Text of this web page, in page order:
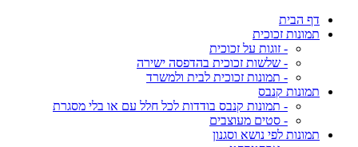
דף הבית
תמונות זכוכית
- זוגות על זכוכית
- שלשות זכוכית בהדפסה ישירה
- תמונות זכוכית לבית ולמשרד
תמונות קנבס
- תמונות קנבס בודדות לכל חלל עם או בלי מסגרת
- סטים מעוצבים
תמונות לפי נושא וסגנון